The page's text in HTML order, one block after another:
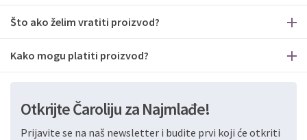
Što ako želim vratiti proizvod?
Kako mogu platiti proizvod?
Otkrijte Čaroliju za Najmlađe!
Prijavite se na naš newsletter i budite prvi koji će otkriti